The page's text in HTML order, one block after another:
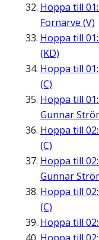
Hoppa till
Fornarve (V)
Hoppa till
(KD)
Hoppa till
(C)
Hoppa till
Gunnar
Hoppa till
(C)
Hoppa till
Gunnar
Hoppa till
(C)
Hoppa till